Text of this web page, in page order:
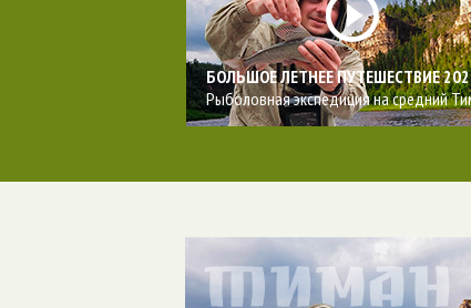
БОЛЬШОЕ ЛЕТНЕЕ ПУТЕШЕСТВИЕ
Рыболовная экспедиция на средний